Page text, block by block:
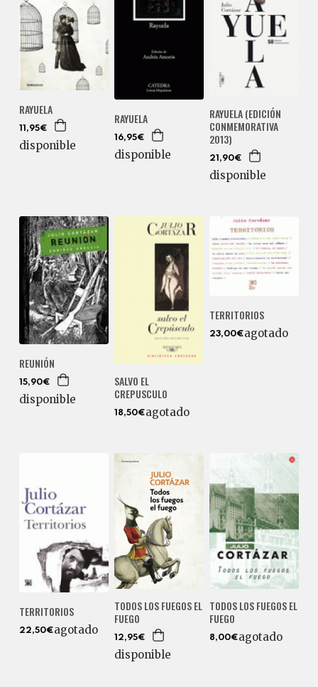
RAYUELA
11,95€
disponible
RAYUELA
16,95€
disponible
RAYUELA (EDICIÓN
CONMEMORATIVA
2013)
21,90€
disponible
REUNIÓN
15,90€
disponible
SALVO EL
CREPUSCULO
18,50€agotado
TERRITORIOS
23,00€agotado
TERRITORIOS
22,50€agotado
TODOS LOS FUEGOS EL
FUEGO
12,95€
disponible
TODOS LOS FUEGOS EL
FUEGO
8,00€agotado